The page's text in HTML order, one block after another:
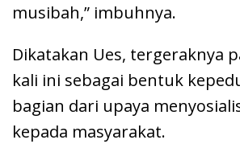
musibah,” imbuhnya.
Dikatakan Ues, tergeraknya
kali ini sebagai bentuk
bagian dari upaya
kepada masyarakat.